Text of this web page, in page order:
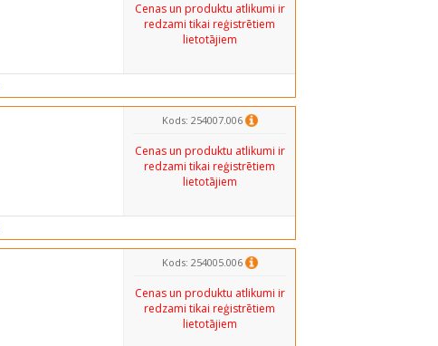
Cenas un produktu atlikumi ir
redzami tikai reģistrētiem
lietotājiem
Kods: 254007.006
Cenas un produktu atlikumi ir
redzami tikai reģistrētiem
lietotājiem
Kods: 254005.006
Cenas un produktu atlikumi ir
redzami tikai reģistrētiem
lietotājiem